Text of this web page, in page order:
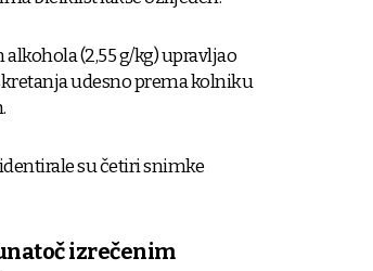
(2,55 g/kg) upravljao
udesno prema kolniku
su četiri snimke
izrečenim